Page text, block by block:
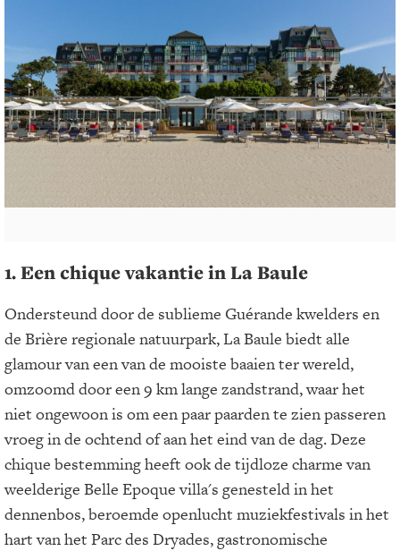
1. Een chique vakantie in La Baule
Ondersteund door de sublieme Guérande kwelders en
de Brière regionale natuurpark, La Baule biedt alle
glamour van een van de mooiste baaien ter wereld,
omzoomd door een 9 km lange zandstrand, waar het
niet ongewoon is om een paar paarden te zien passeren
vroeg in de ochtend of aan het eind van de dag. Deze
chique bestemming heeft ook de tijdloze charme van
weelderige Belle Epoque villa's genesteld in het
dennenbos, beroemde openlucht muziekfestivals in het
hart van het Parc des Dryades, gastronomische